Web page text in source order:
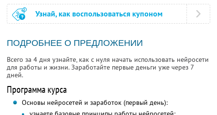
Узнай, как воспользоваться купоном
ПОДРОБНЕЕ О ПРЕДЛОЖЕНИИ
Всего за 4 дня узнайте, как с нуля начать использовать нейросети
для работы и жизни. Заработайте первые деньги уже через 7
дней.
Программа курса
Основы нейросетей и заработок (первый день):